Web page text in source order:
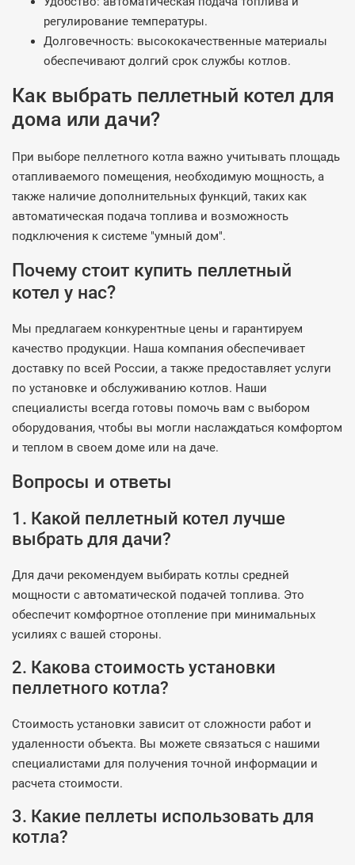
регулирование температуры.
Долговечность: высококачественные материалы
обеспечивают долгий срок службы котлов.
Как выбрать пеллетный котел для
дома или дачи?
При выборе пеллетного котла важно учитывать площадь
отапливаемого помещения, необходимую мощность, а
также наличие дополнительных функций, таких как
автоматическая подача топлива и возможность
подключения к системе "умный дом".
Почему стоит купить пеллетный
котел у нас?
Мы предлагаем конкурентные цены и гарантируем
качество продукции. Наша компания обеспечивает
доставку по всей России, а также предоставляет услуги
по установке и обслуживанию котлов. Наши
специалисты всегда готовы помочь вам с выбором
оборудования, чтобы вы могли наслаждаться комфортом
и теплом в своем доме или на даче.
Вопросы и ответы
1. Какой пеллетный котел лучше
выбрать для дачи?
Для дачи рекомендуем выбирать котлы средней
мощности с автоматической подачей топлива. Это
обеспечит комфортное отопление при минимальных
усилиях с вашей стороны.
2. Какова стоимость установки
пеллетного котла?
Стоимость установки зависит от сложности работ и
удаленности объекта. Вы можете связаться с нашими
специалистами для получения точной информации и
расчета стоимости.
3. Какие пеллеты использовать для
котла?